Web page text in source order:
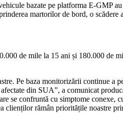
bazate pe platforma E-GMP
martorilor de bord, o scădere
de mile la 15 ani și 180.000 de
Pe baza monitorizării continue
din SUA”, a comunicat
se confruntă cu simptome conexe,
clienților rămân prioritățile noastre